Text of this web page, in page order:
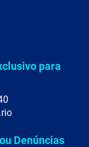
para
Denúncias